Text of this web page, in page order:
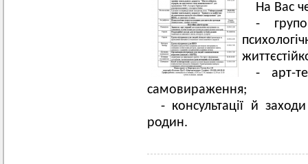
На Вас
-
- арт-
самовираження;
- консультації й
родин.